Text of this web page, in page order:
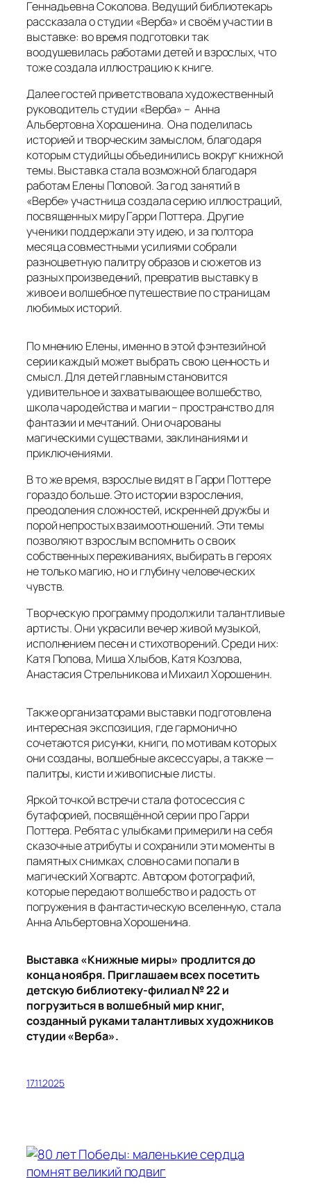
Геннадьевна Соколова. Ведущий библиотекарь
рассказала о студии «Верба» и своём участии в
выставке: во время подготовки так
воодушевилась работами детей и взрослых, что
тоже создала иллюстрацию к книге.
Далее гостей приветствовала художественный
руководитель студии «Верба» – Анна
Альбертовна Хорошенина. Она поделилась
историей и творческим замыслом, благодаря
которым студийцы объединились вокруг книжной
темы. Выставка стала возможной благодаря
работам Елены Поповой. За год занятий в
«Вербе» участница создала серию иллюстраций,
посвященных миру Гарри Поттера. Другие
ученики поддержали эту идею, и за полтора
месяца совместными усилиями собрали
разноцветную палитру образов и сюжетов из
разных произведений, превратив выставку в
живое и волшебное путешествие по страницам
любимых историй.
По мнению Елены, именно в этой фэнтезийной
серии каждый может выбрать свою ценность и
смысл. Для детей главным становится
удивительное и захватывающее волшебство,
школа чародейства и магии – пространство для
фантазии и мечтаний. Они очарованы
магическими существами, заклинаниями и
приключениями.
В то же время, взрослые видят в Гарри Поттере
гораздо больше. Это истории взросления,
преодоления сложностей, искренней дружбы и
порой непростых взаимоотношений. Эти темы
позволяют взрослым вспомнить о своих
собственных переживаниях, выбирать в героях
не только магию, но и глубину человеческих
чувств.
Творческую программу продолжили талантливые
артисты. Они украсили вечер живой музыкой,
исполнением песен и стихотворений. Среди них:
Катя Попова, Миша Хлыбов, Катя Козлова,
Анастасия Стрельникова и Михаил Хорошенин.
Также организаторами выставки подготовлена
интересная экспозиция, где гармонично
сочетаются рисунки, книги, по мотивам которых
они созданы, волшебные аксессуары, а также —
палитры, кисти и живописные листы.
Яркой точкой встречи стала фотосессия с
бутафорией, посвящённой серии про Гарри
Поттера. Ребята с улыбками примерили на себя
сказочные атрибуты и сохранили эти моменты в
памятных снимках, словно сами попали в
магический Хогвартс. Автором фотографий,
которые передают волшебство и радость от
погружения в фантастическую вселенную, стала
Анна Альбертовна Хорошенина.
Выставка «Книжные миры» продлится до
конца ноября. Приглашаем всех посетить
детскую библиотеку-филиал № 22 и
погрузиться в волшебный мир книг,
созданный руками талантливых художников
студии «Верба».
17.11.2025